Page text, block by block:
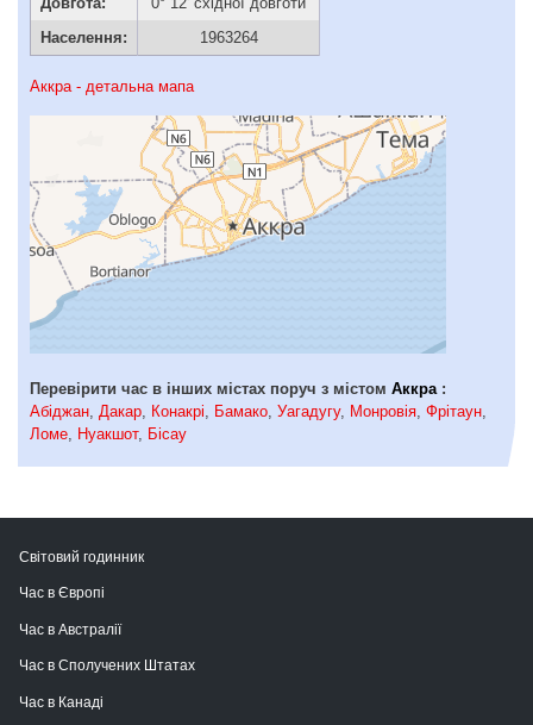
Населення:
1963264
Аккра - детальна мапа
Перевірити час в інших містах поруч з містом Аккра:
Абіджан, Дакар, Конакрі, Бамако, Уагадугу, Монровія, Фрітаун,
Ломе, Нуакшот, Бісау
Світовий годинник
Час в Європі
Час в Австралії
Час в Сполучених Штатах
Час в Канаді